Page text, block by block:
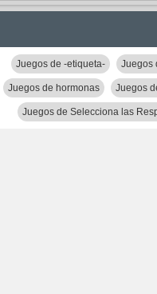
Juegos de -etiqueta- Juegos
Juegos de hormonas Juegos
Juegos de Selecciona las